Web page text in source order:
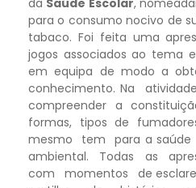
da Saúde Escolar,
para o consumo nocivo de
tabaco. Foi feita uma
jogos associados ao tema
em equipa de modo a
conhecimento. Na
compreender a
formas, tipos de
mesmo tem para a
ambiental. Todas as
com momentos de